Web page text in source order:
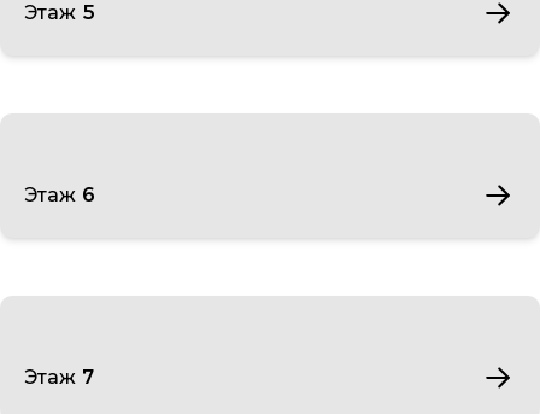
Этаж 5
Этаж 6
Этаж 7